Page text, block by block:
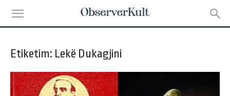
Etiketim: Lekë Dukagjini